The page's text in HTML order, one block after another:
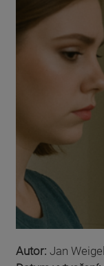
Autor: Jan Weigel